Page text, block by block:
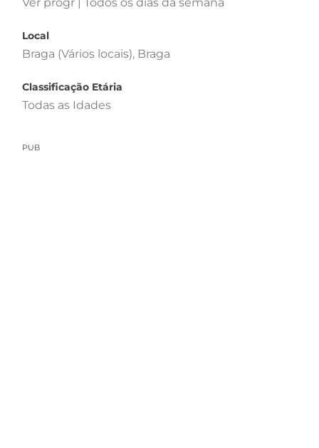
Local
Braga (Vários locais), Braga
Classificação Etária
Todas as Idades
PUB